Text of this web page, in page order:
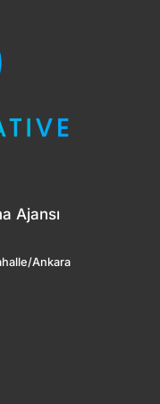
Ajansı
Ankara